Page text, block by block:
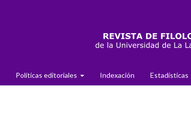
Políticas editoriales Indexación Estadísticas